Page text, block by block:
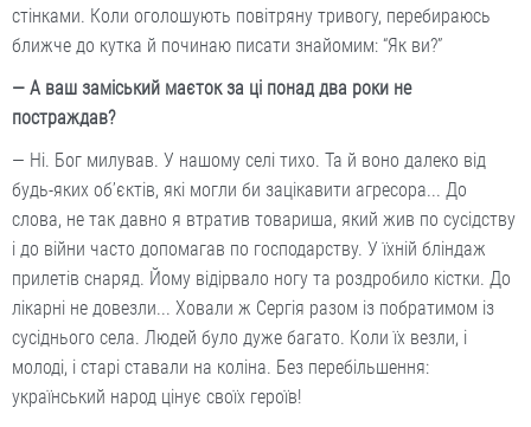
стінками. Коли оголошують повітряну тривогу, перебираюсь
ближче до кутка й починаю писати знайомим: “Як ви?”
— А ваш заміський маєток за ці понад два роки не
постраждав?
— Ні. Бог милував. У нашому селі тихо. Та й воно далеко від
будь-яких об’єктів, які могли би зацікавити агресора... До
слова, не так давно я втратив товариша, який жив по сусідству
і до війни часто допомагав по господарству. У їхній бліндаж
прилетів снаряд. Йому відірвало ногу та роздробило кістки. До
лікарні не довезли... Ховали ж Сергія разом із побратимом із
сусіднього села. Людей було дуже багато. Коли їх везли, і
молоді, і старі ставали на коліна. Без перебільшення:
український народ цінує своїх героїв!